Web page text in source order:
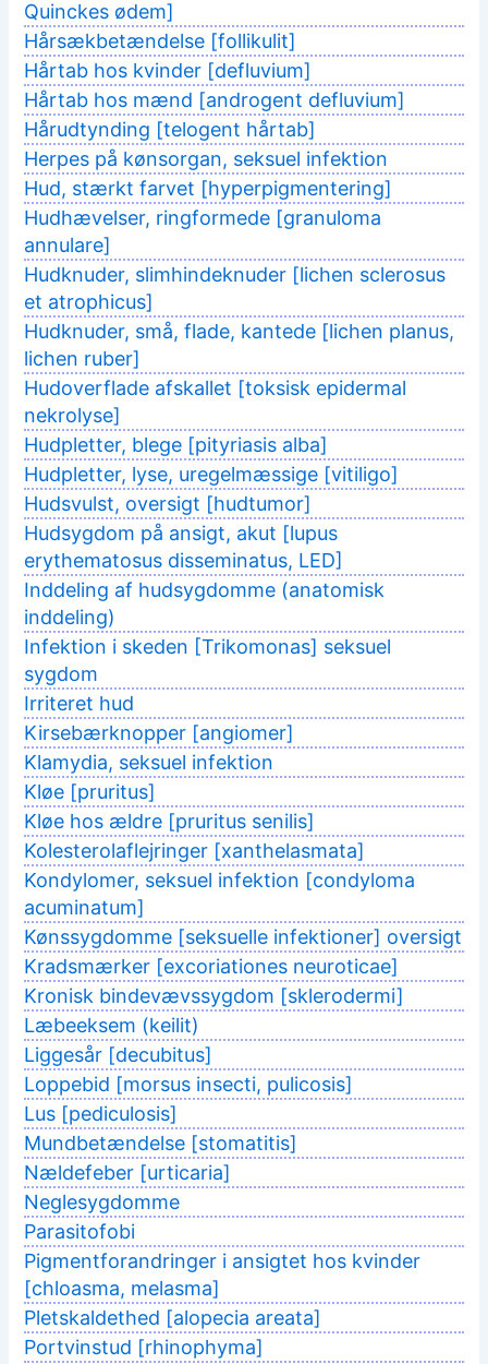
Quinckes ødem]
Hårsækbetændelse [follikulit]
Hårtab hos kvinder [defluvium]
Hårtab hos mænd [androgent defluvium]
Hårudtynding [telogent hårtab]
Herpes på kønsorgan, seksuel infektion
Hud, stærkt farvet [hyperpigmentering]
Hudhævelser, ringformede [granuloma
annulare]
Hudknuder, slimhindeknuder [lichen sclerosus
et atrophicus]
Hudknuder, små, flade, kantede [lichen planus,
lichen ruber]
Hudoverflade afskallet [toksisk epidermal
nekrolyse]
Hudpletter, blege [pityriasis alba]
Hudpletter, lyse, uregelmæssige [vitiligo]
Hudsvulst, oversigt [hudtumor]
Hudsygdom på ansigt, akut [lupus
erythematosus disseminatus, LED]
Inddeling af hudsygdomme (anatomisk
inddeling)
Infektion i skeden [Trikomonas] seksuel
sygdom
Irriteret hud
Kirsebærknopper [angiomer]
Klamydia, seksuel infektion
Kløe [pruritus]
Kløe hos ældre [pruritus senilis]
Kolesterolaflejringer [xanthelasmata]
Kondylomer, seksuel infektion [condyloma
acuminatum]
Kønssygdomme [seksuelle infektioner] oversigt
Kradsmærker [excoriationes neuroticae]
Kronisk bindevævssygdom [sklerodermi]
Læbeeksem (keilit)
Liggesår [decubitus]
Loppebid [morsus insecti, pulicosis]
Lus [pediculosis]
Mundbetændelse [stomatitis]
Nældefeber [urticaria]
Neglesygdomme
Parasitofobi
Pigmentforandringer i ansigtet hos kvinder
[chloasma, melasma]
Pletskaldethed [alopecia areata]
Portvinstud [rhinophyma]